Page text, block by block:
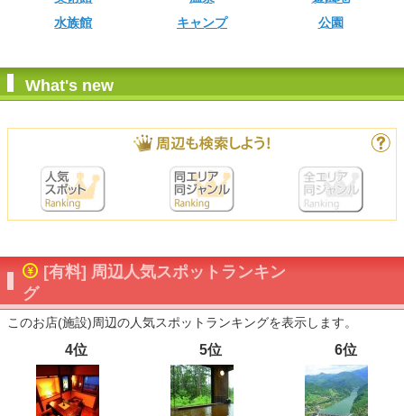
水族館
キャンプ 公園
What's new
[有料] 周辺人気スポットランキン
グ
このお店(施設)周辺の人気スポットランキングを表示します。
4位 5位 6位